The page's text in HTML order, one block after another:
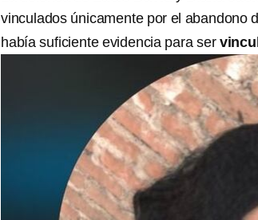
vinculados únicamente por el abandono
había suficiente evidencia para ser